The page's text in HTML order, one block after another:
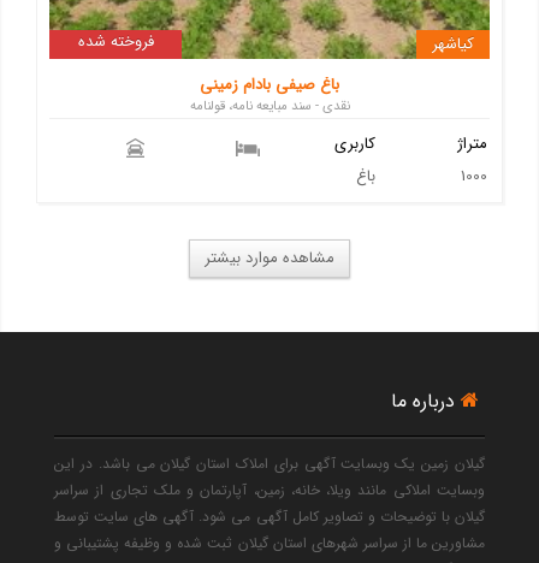
فروخته شده
کیاشهر
باغ صیفی بادام زمینی
نقدی - سند مبایعه نامه، قولنامه
کاربری
باغ
متراژ
1000
مشاهده موارد بیشتر
درباره ما
گیلان زمین یک وبسایت آگهی برای املاک استان گیلان می باشد. در این
وبسایت املاکی مانند ویلا، خانه، زمین، آپارتمان و ملک تجاری از سراسر
گیلان با توضیحات و تصاویر کامل آگهی می شود. آگهی های سایت توسط
مشاورین ما از سراسر شهرهای استان گیلان ثبت شده و وظیفه پشتیبانی و